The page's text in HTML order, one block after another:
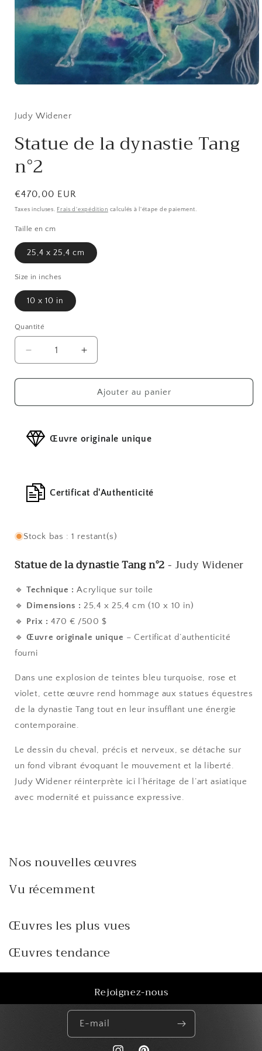
1
dans
fenêtre
modale
Judy Widener
Statue de la dynastie Tang
n°2
Prix
habituel
€470,00 EUR
Taxes incluses. Frais d'expédition calculés à l'étape de paiement.
Taille en cm
25,4 x 25,4 cm
Size in inches
10 x 10 in
Quantité
Réduire
la
quantité
Statue
la
dynastie
Augmenter
la
quantité
Statue
dynastie
Ajouter au panier
Œuvre originale unique
Certificat d'Authenticité
Stock bas : 1 restant(s)
Statue de la dynastie Tang n°2 - Judy Widener
🔹Technique : Acrylique sur toile
🔹 Dimensions : 25,4 x 25,4 cm (10 x 10 in)
🔹 Prix : 470 € /500 $
🔹Œuvre originale unique – Certificat d’authenticité
fourni
Dans une explosion de teintes bleu turquoise, rose et
violet, cette œuvre rend hommage aux statues équestres
de la dynastie Tang tout en leur insufflant une énergie
contemporaine.
Le dessin du cheval, précis et nerveux, se détache sur
un fond vibrant évoquant le mouvement et la liberté.
Judy Widener réinterprète ici l’héritage de l’art asiatique
avec modernité et puissance expressive.
Nos nouvelles œuvres
Vu récemment
Œuvres les plus vues
Œuvres tendance
Rejoignez-nous
E-mail